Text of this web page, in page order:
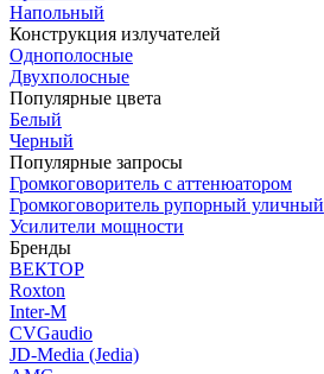
Напольный
Конструкция излучателей
Однополосные
Двухполосные
Популярные цвета
Белый
Черный
Популярные запросы
Громкоговоритель с аттенюатором
Громкоговоритель рупорный уличный
Усилители мощности
Бренды
ВЕКТОР
Roxton
Inter-M
CVGaudio
JD-Media (Jedia)